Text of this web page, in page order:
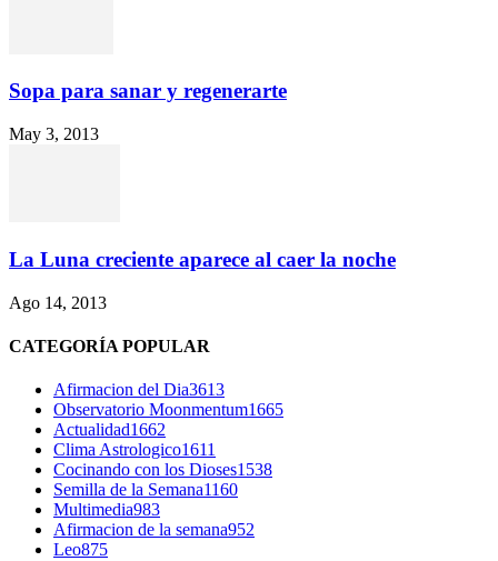
Sopa para sanar y regenerarte
May 3, 2013
La Luna creciente aparece al caer la noche
Ago 14, 2013
CATEGORÍA POPULAR
Afirmacion del Dia3613
Observatorio Moonmentum1665
Actualidad1662
Clima Astrologico1611
Cocinando con los Dioses1538
Semilla de la Semana1160
Multimedia983
Afirmacion de la semana952
Leo875